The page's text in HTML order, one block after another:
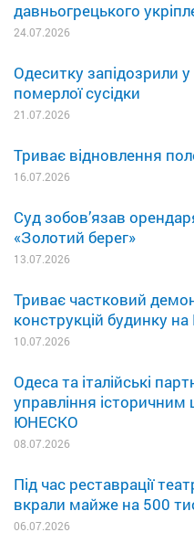
давньогрецького
24.07.2026
Одеситку запідозрили
померлої сусідки
21.07.2026
Триває відновлення
16.07.2026
Суд зобов’язав
«Золотий берег»
13.07.2026
Триває частковий
конструкцій будинку
10.07.2026
Одеса та італійські
управління
ЮНЕСКО
08.07.2026
Під час реставрації
вкрали майже на 500
06.07.2026